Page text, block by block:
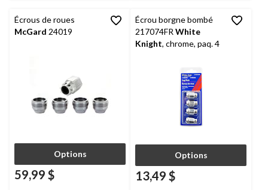
Écrous de roues
McGard 24019
Options
59,99 $
Écrou borgne bombé
217074FR White
Knight, chrome, paq. 4
Options
13,49 $